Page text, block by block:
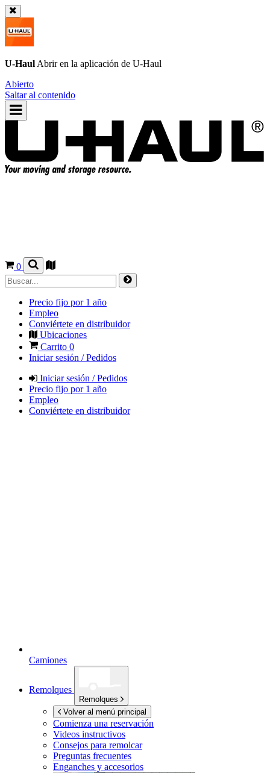
U-Haul Abrir en la aplicación de U-Haul
Abierto
Saltar al contenido
0
Precio fijo por 1 año
Empleo
Conviértete en distribuidor
Ubicaciones
Carrito 0
Iniciar sesión / Pedidos
Iniciar sesión / Pedidos
Precio fijo por 1 año
Empleo
Conviértete en distribuidor
Camiones
Remolques
Remolques
Volver al menú principal
Comienza una reservación
Videos instructivos
Consejos para remolcar
Preguntas frecuentes
Enganches y accesorios